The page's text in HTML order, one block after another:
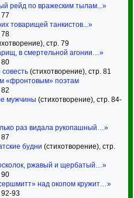
рейд по вражеским тылам...»
товарищей танкистов...»
78
стр. 79
в смертельной агонии…»
80
(стихотворение), стр. 81
«фронтовым» поэтам
мужчины (стихотворение), стр. 84-
раз видала рукопашный…»
будни (стихотворение), стр.
ржавый и щербатый…»
90
над окопом кружит…»
92-93